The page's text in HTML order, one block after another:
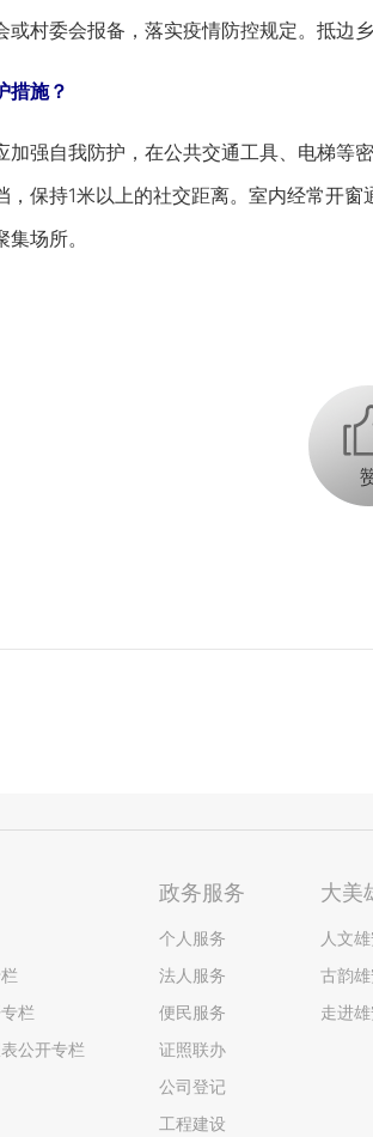
或村委会报备，落实疫情防控规定。抵边
措施？
自我防护，在公共交通工具、电梯等
，保持1米以上的社交距离。室内经常开
场所。
栏
公开专栏
政务服务
个人服务
法人服务
便民服务
证照联办
公司登记
工程建设
大美
人文
古韵
走进